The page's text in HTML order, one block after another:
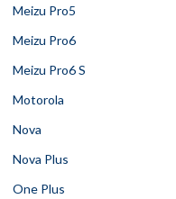
Meizu Pro5
Meizu Pro6
Meizu Pro6 S
Motorola
Nova
Nova Plus
One Plus